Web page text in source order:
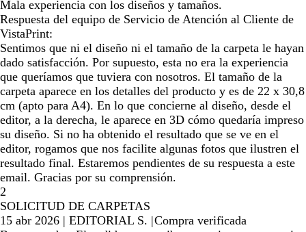
Mala experiencia con los diseños y tamaños.
Respuesta del equipo de Servicio de Atención al Cliente de
VistaPrint:
Sentimos que ni el diseño ni el tamaño de la carpeta le hayan
dado satisfacción. Por supuesto, esta no era la experiencia
que queríamos que tuviera con nosotros. El tamaño de la
carpeta aparece en los detalles del producto y es de 22 x 30,8
cm (apto para A4). En lo que concierne al diseño, desde el
editor, a la derecha, le aparece en 3D cómo quedaría impreso
su diseño. Si no ha obtenido el resultado que se ve en el
editor, rogamos que nos facilite algunas fotos que ilustren el
resultado final. Estaremos pendientes de su respuesta a este
email. Gracias por su comprensión.
2
SOLICITUD DE CARPETAS
15 abr 2026 | EDITORIAL S. |Compra verificada